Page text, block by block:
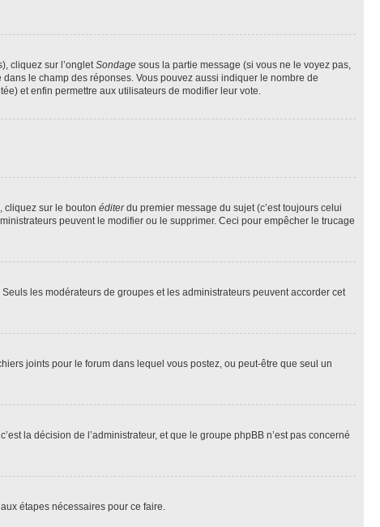
cliquez sur l’ongletSondage sous la partie message (si vous ne le voyez pas,
le champ des réponses. Vous pouvez aussi indiquer le nombre de
et enfin permettre aux utilisateurs de modifier leur vote.
cliquez sur le bouton éditerdu premier message du sujet (c’est toujours celui
peuvent le modifier ou le supprimer. Ceci pour empêcher le trucage
les modérateurs de groupes et les administrateurs peuvent accorder cet
joints pour le forum dans lequel vous postez, ou peut-être que seul un
la décision de l’administrateur, et que le groupe phpBB n’est pas concerné
étapes nécessaires pour ce faire.